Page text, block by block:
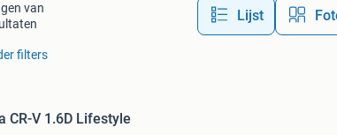
van
Lijst
filters
CR-V 1.6D Lifestyle